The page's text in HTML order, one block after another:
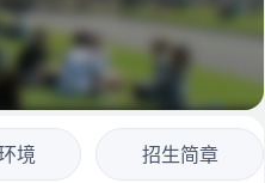
境 招生简章